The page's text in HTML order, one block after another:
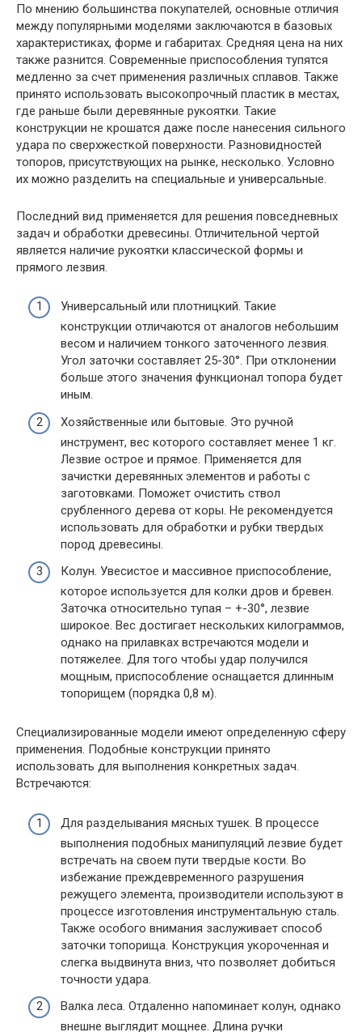
По мнению большинства покупателей, основные отличия
между популярными моделями заключаются в базовых
характеристиках, форме и габаритах. Средняя цена на них
также разнится. Современные приспособления тупятся
медленно за счет применения различных сплавов. Также
принято использовать высокопрочный пластик в местах,
где раньше были деревянные рукоятки. Такие
конструкции не крошатся даже после нанесения сильного
удара по сверхжесткой поверхности. Разновидностей
топоров, присутствующих на рынке, несколько. Условно
их можно разделить на специальные и универсальные.
Последний вид применяется для решения повседневных
задач и обработки древесины. Отличительной чертой
является наличие рукоятки классической формы и
прямого лезвия.
Универсальный или плотницкий. Такие
конструкции отличаются от аналогов небольшим
весом и наличием тонкого заточенного лезвия.
Угол заточки составляет 25-30°. При отклонении
больше этого значения функционал топора будет
иным.
Хозяйственные или бытовые. Это ручной
инструмент, вес которого составляет менее 1 кг.
Лезвие острое и прямое. Применяется для
зачистки деревянных элементов и работы с
заготовками. Поможет очистить ствол
срубленного дерева от коры. Не рекомендуется
использовать для обработки и рубки твердых
пород древесины.
Колун. Увесистое и массивное приспособление,
которое используется для колки дров и бревен.
Заточка относительно тупая – +-30°, лезвие
широкое. Вес достигает нескольких килограммов,
однако на прилавках встречаются модели и
потяжелее. Для того чтобы удар получился
мощным, приспособление оснащается длинным
топорищем (порядка 0,8 м).
Специализированные модели имеют определенную сферу
применения. Подобные конструкции принято
использовать для выполнения конкретных задач.
Встречаются:
Для разделывания мясных тушек. В процессе
выполнения подобных манипуляций лезвие будет
встречать на своем пути твердые кости. Во
избежание преждевременного разрушения
режущего элемента, производители используют в
процессе изготовления инструментальную сталь.
Также особого внимания заслуживает способ
заточки топорища. Конструкция укороченная и
слегка выдвинута вниз, что позволяет добиться
точности удара.
Валка леса. Отдаленно напоминает колун, однако
внешне выглядит мощнее. Длина ручки